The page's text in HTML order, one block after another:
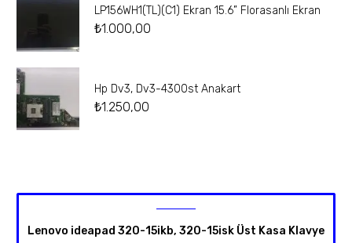
LP156WH1(TL)(C1) Ekran 15.6” Florasanlı Ekran
₺1.000,00
Hp Dv3, Dv3-4300st Anakart
₺1.250,00
Lenovo ideapad 320-15ikb, 320-15isk Üst Kasa Klavye